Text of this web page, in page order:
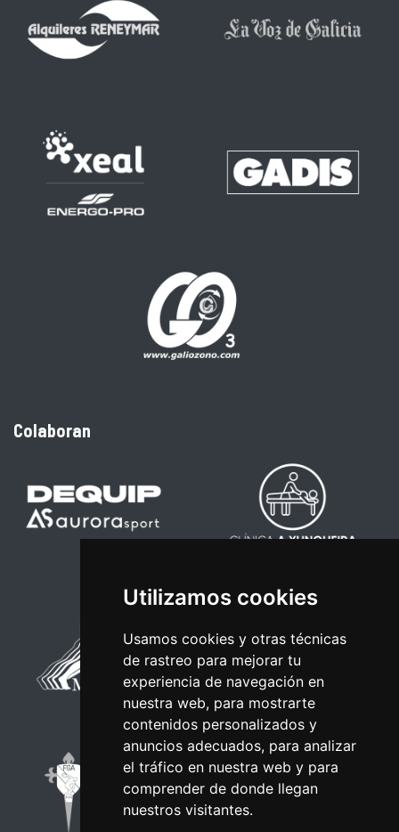
Utilizamos cookies
Usamos cookies y otras técnicas
de rastreo para mejorar tu
experiencia de navegación en
nuestra web, para mostrarte
contenidos personalizados y
anuncios adecuados, para analizar
el tráfico en nuestra web y para
comprender de donde llegan
nuestros visitantes.
Colaboran